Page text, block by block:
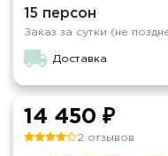
15 персон
Заказ за сутки (не
Доставка
14 450 ₽
2 отзывов